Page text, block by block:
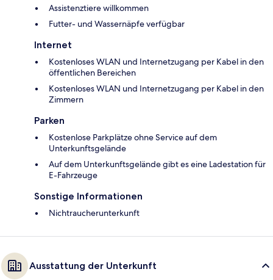
Assistenztiere willkommen
Futter- und Wassernäpfe verfügbar
Internet
Kostenloses WLAN und Internetzugang per Kabel in den
öffentlichen Bereichen
Kostenloses WLAN und Internetzugang per Kabel in den
Zimmern
Parken
Kostenlose Parkplätze ohne Service auf dem
Unterkunftsgelände
Auf dem Unterkunftsgelände gibt es eine Ladestation für
E-Fahrzeuge
Sonstige Informationen
Nichtraucherunterkunft
Ausstattung der Unterkunft